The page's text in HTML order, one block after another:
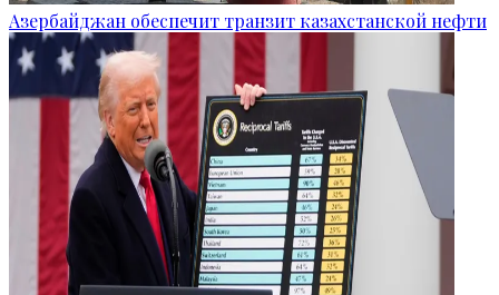
Азербайджан обеспечит транзит казахстанской нефти